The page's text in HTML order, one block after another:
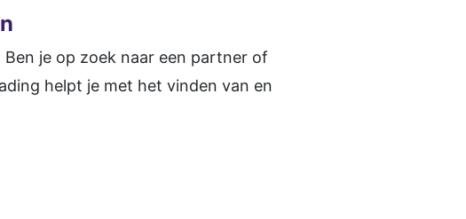
je op zoek naar een partner of
helpt je met het vinden van en